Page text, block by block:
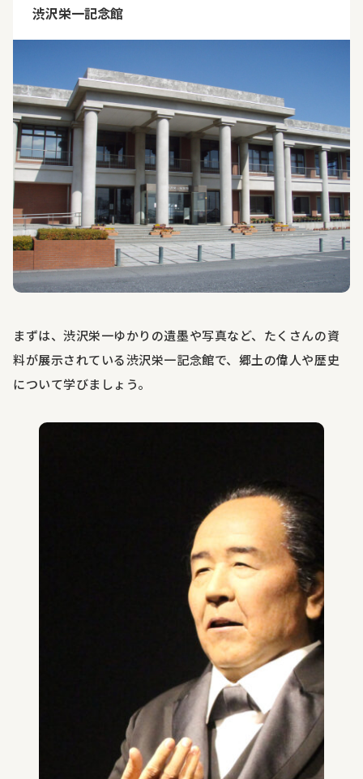
渋沢栄一記念館
まずは、渋沢栄一ゆかりの遺墨や写真など、たくさんの資
料が展示されている渋沢栄一記念館で、郷土の偉人や歴史
について学びましょう。